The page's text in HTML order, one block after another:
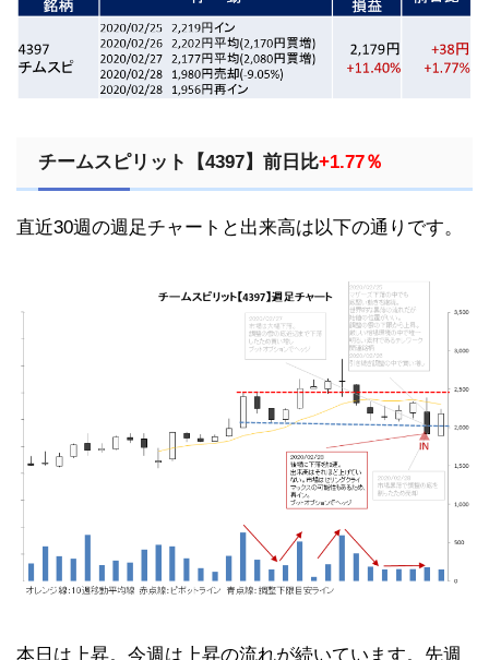
チームスピリット【4397】前日比+1.77％
直近30週の週足チャートと出来高は以下の通りです。
本日は上昇。今週は上昇の流れが続いています。先週